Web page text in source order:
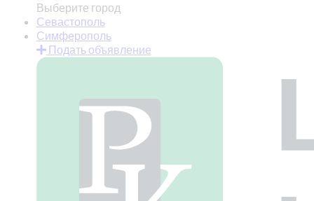
Выберите город
Севастополь
Симферополь
Подать объявление